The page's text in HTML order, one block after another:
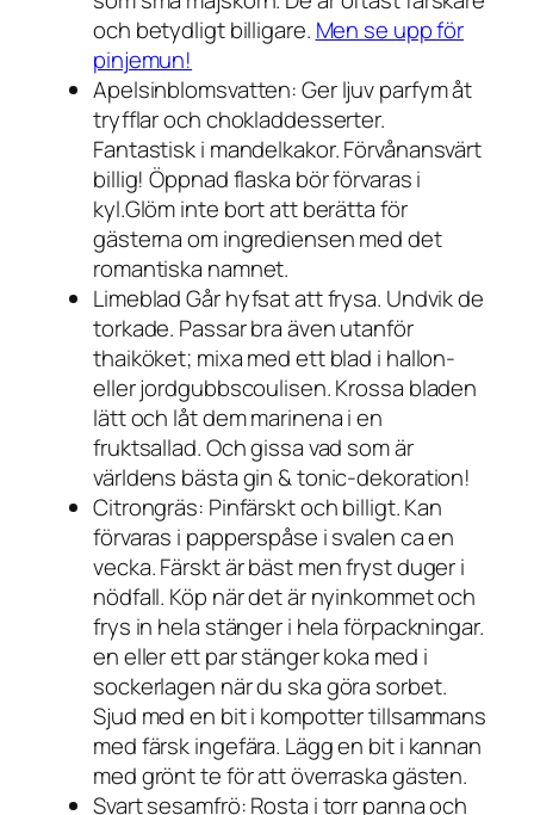
och betydligt billigare. Men se upp för
pinjemun!
Apelsinblomsvatten: Ger ljuv parfym åt
tryfflar och chokladdesserter.
Fantastisk i mandelkakor. Förvånansvärt
billig! Öppnad flaska bör förvaras i
kyl.Glöm inte bort att berätta för
gästerna om ingrediensen med det
romantiska namnet.
Limeblad Går hyfsat att frysa. Undvik de
torkade. Passar bra även utanför
thaiköket; mixa med ett blad i hallon-
eller jordgubbscoulisen. Krossa bladen
lätt och låt dem marinena i en
fruktsallad. Och gissa vad som är
världens bästa gin & tonic-dekoration!
Citrongräs: Pinfärskt och billigt. Kan
förvaras i papperspåse i svalen ca en
vecka. Färskt är bäst men fryst duger i
nödfall. Köp när det är nyinkommet och
frys in hela stänger i hela förpackningar.
en eller ett par stänger koka med i
sockerlagen när du ska göra sorbet.
Sjud med en bit i kompotter tillsammans
med färsk ingefära. Lägg en bit i kannan
med grönt te för att överraska gästen.
Svart sesamfrö: Rosta i torr panna och